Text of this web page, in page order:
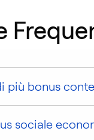
più bonus
sociale